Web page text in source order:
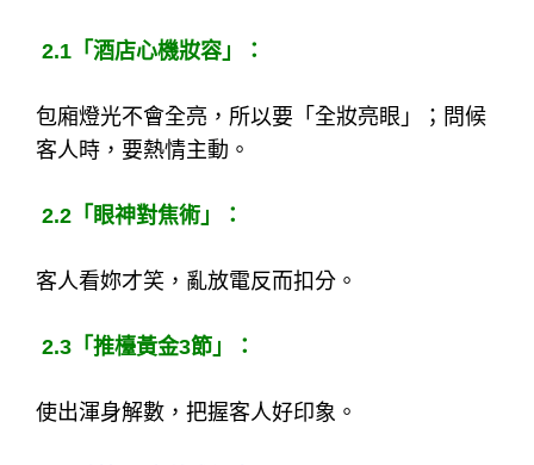
2.1 「酒店心機妝容」：
包廂燈光不會全亮，所以要「全妝亮眼」；問候
客人時，要熱情主動。
2.2 「眼神對焦術」：
客人看妳才笑，亂放電反而扣分。
2.3 「推檯黃金3節」：
使出渾身解數，把握客人好印象。